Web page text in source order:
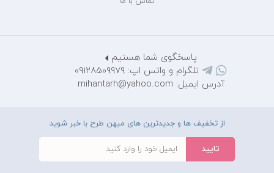
پاسخگوی شما هستیم
تلگرام و واتس اپ: 09128509979
آدرس ایمیل: mihantarh@yahoo.com
از تخفیف ها و جدیدترین های میهن طرح با خبر شوید